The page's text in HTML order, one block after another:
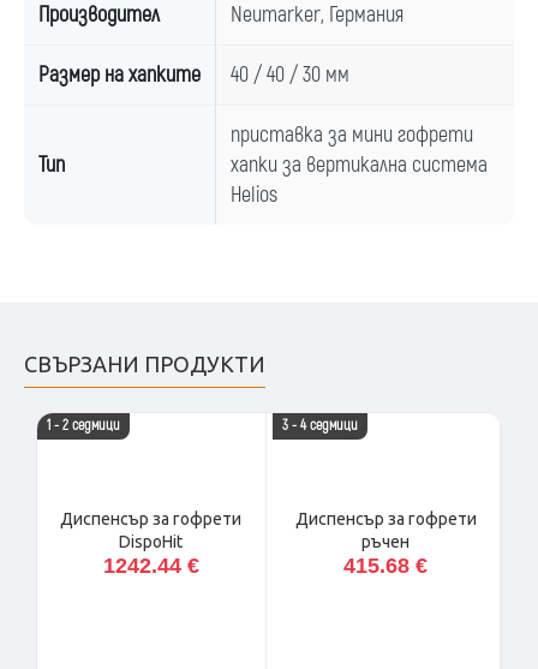
Производител Neumarker, Германия
Размер на хапките 40 / 40 / 30 мм
Тип
приставка за мини гофрети
хапки за вертикална система
Helios
СВЪРЗАНИ ПРОДУКТИ
1 - 2 седмици
Диспенсър за гофрети
DispoHit
1242.44 €
3 - 4 седмици
Диспенсър за гофрети
ръчен
415.68 €